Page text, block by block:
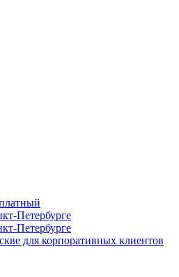
Петербурге
Петербурге
для корпоративных клиентов